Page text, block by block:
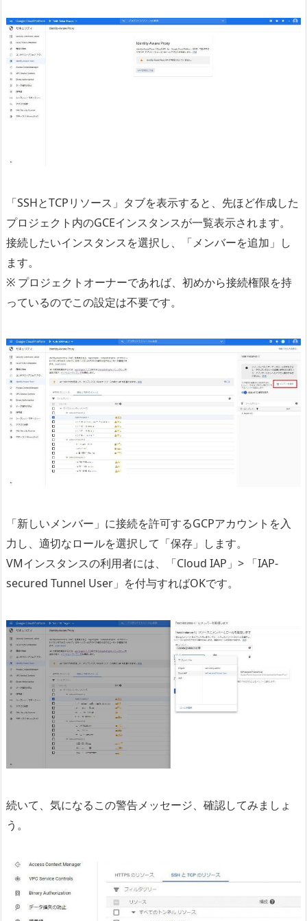
「SSHとTCPリソース」タブを表示すると、先ほど作成した
プロジェクト内のGCEインスタンスが一覧表示されます。
接続したいインスタンスを選択し、「メンバーを追加」し
ます。
※ プロジェクトオーナーであれば、初めから接続権限を持
っているのでこの設定は不要です。
「新しいメンバー」に接続を許可するGCPアカウントを入
力し、適切なロールを選択して「保存」します。
VMインスタンスの利用者には、「Cloud IAP」> 「IAP-
secured Tunnel User」を付与すればOKです。
続いて、気になるこの警告メッセージ、確認してみましょ
う。